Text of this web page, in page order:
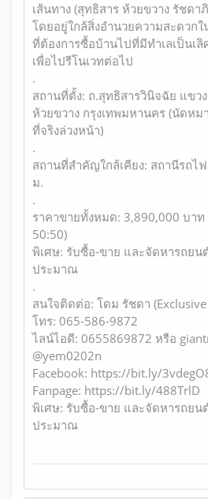
เส้นทาง (สุทธิสาร ห้วยขวาง รัชดา
โดยอยู่ใกล้สิ่งอำนวยความสะดวก
ที่ต้องการซื้อบ้านไปที่มีทำเลเป็นเ
เพื่อไปรีโนเวทต่อไป
.
สถานที่ตั้ง: ถ.สุทธิสารวินิจฉัย แขว
ห้วยขวาง กรุงเทพมหานคร (นัดหม
ที่จริงล่วงหน้า)
.
สถานที่สำคัญใกล้เคียง: สถานีรถไ
ม.
.
ราคาขายทั้งหมด: 3,890,000 บา
50:50)
พิเศษ: รับซื้อ-ขาย และจัดหารถยน
ประมาณ
.
สนใจติดต่อ: โดม รัชดา
โทร: 065-586-9872
ไลน์ไอดี: 0655869872 หรือ
@yem0202n
Facebook: https://bit.ly/
Fanpage: https://bit.ly/488TrlD
พิเศษ: รับซื้อ-ขาย และจัดหารถยน
ประมาณ